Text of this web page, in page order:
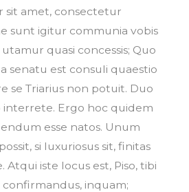
sit amet, consectetur
sunt igitur communia vobis
quasi concessis; Quo
senatu est consuli quaestio
se Triarius non potuit. Duo
interrete. Ergo hoc quidem
esse natos. Unum
si luxuriosus sit, finitas
Atqui iste locus est, Piso, tibi
inquam;